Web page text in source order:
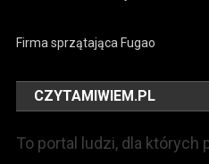
Firma sprzątająca Fugao
CZYTAMIWIEM.PL
To portal ludzi, dla których